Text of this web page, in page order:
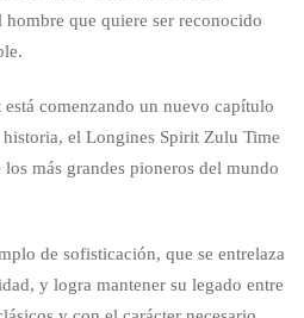
que quiere ser reconocido
comenzando un nuevo capítulo
el Longines Spirit Zulu Time
más grandes pioneros del mundo
de sofisticación, que se entrelaza
y logra mantener su legado entre